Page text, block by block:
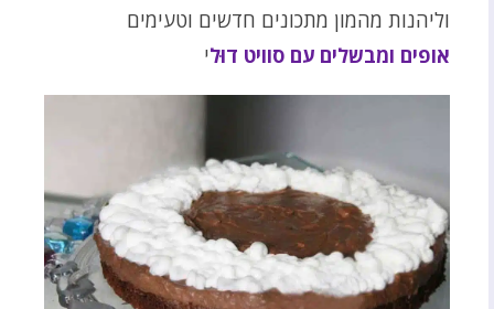
וליהנות מהמון מתכונים חדשים וטעימים
אופים ומבשלים עם סוויט דוּלי